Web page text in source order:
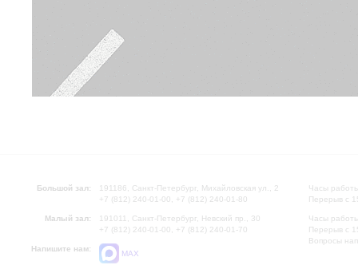
Большой зал:
191186, Санкт-Петербург, Михайловская ул., 2
+7 (812) 240-01-00, +7 (812) 240-01-80
Малый зал:
191011, Санкт-Петербург, Невский пр., 30
+7 (812) 240-01-00, +7 (812) 240-01-70
Напишите нам:
MAX
Часы
Перерыв с
Часы
Перерыв с
Вопросы